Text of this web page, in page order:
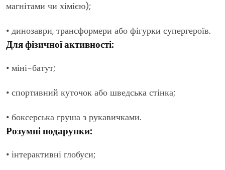
магнітами чи хімією);
• динозаври, трансформери або фігурки супергероїв.
Для фізичної активності:
• міні-батут;
• спортивний куточок або шведська стінка;
• боксерська груша з рукавичками.
Розумні подарунки:
• інтерактивні глобуси;